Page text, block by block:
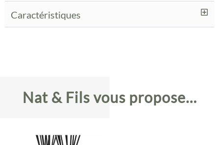
Caractéristiques
Nat & Fils vous propose…